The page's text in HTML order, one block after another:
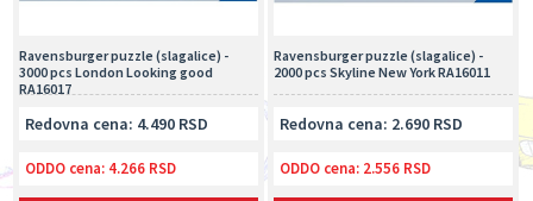
Ravensburger puzzle (slagalice) -
2000 pcs Skyline New York RA16011
Redovna cena: 2.690 RSD
ODDO cena: 2.556 RSD
Ravensburger puzzle (slagalice) -
3000 pcs London Looking good
RA16017
Redovna cena: 4.490 RSD
ODDO cena: 4.266 RSD